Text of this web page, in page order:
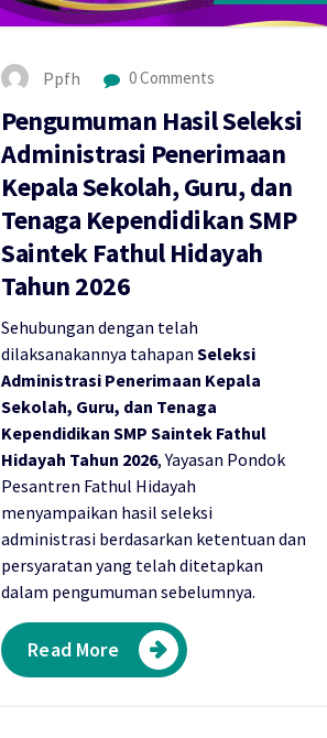
Ppfh 0 Comments
Pengumuman Hasil Seleksi
Administrasi Penerimaan
Kepala Sekolah, Guru, dan
Tenaga Kependidikan SMP
Saintek Fathul Hidayah
Tahun 2026
Sehubungan dengan telah
dilaksanakannya tahapanSeleksi
Administrasi Penerimaan Kepala
Sekolah, Guru, dan Tenaga
Kependidikan SMP Saintek Fathul
Hidayah Tahun 2026, Yayasan Pondok
Pesantren Fathul Hidayah
menyampaikan hasil seleksi
administrasi berdasarkan ketentuan dan
persyaratan yang telah ditetapkan
dalam pengumuman sebelumnya.
Read More